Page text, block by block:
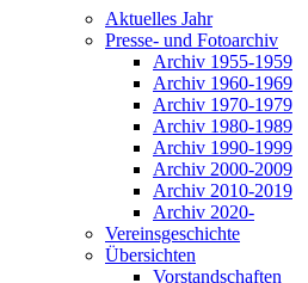
Aktuelles Jahr
Presse- und Fotoarchiv
Archiv 1955-1959
Archiv 1960-1969
Archiv 1970-1979
Archiv 1980-1989
Archiv 1990-1999
Archiv 2000-2009
Archiv 2010-2019
Archiv 2020-
Vereinsgeschichte
Übersichten
Vorstandschaften